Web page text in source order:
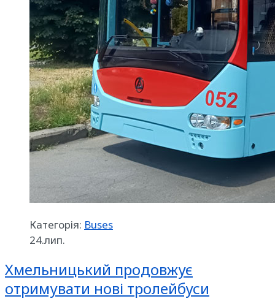
Категорія: Buses
24.лип.
Хмельницький продовжує
отримувати нові тролейбуси